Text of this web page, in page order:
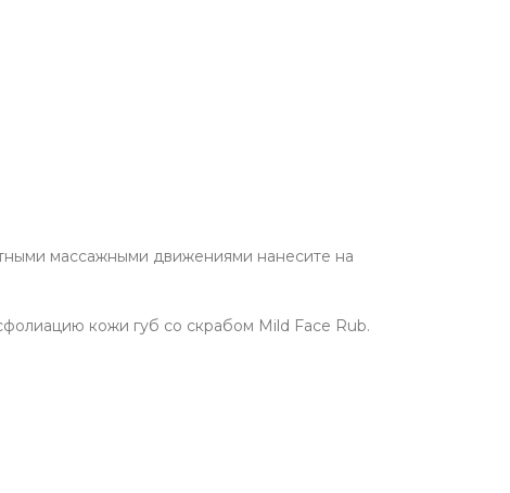
массажными движениями нанесите на
кожи губ со скрабом Mild Face Rub.